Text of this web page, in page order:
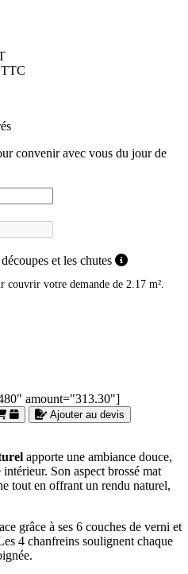
TTC
convenir avec vous du jour de
et les chutes
votre demande de 2.17 m².
amount="313.30"]
Ajouter au devis
apporte une ambiance douce,
Son aspect brossé mat
tout en offrant un rendu naturel,
grâce à ses 6 couches de verni et
4 chanfreins soulignent chaque